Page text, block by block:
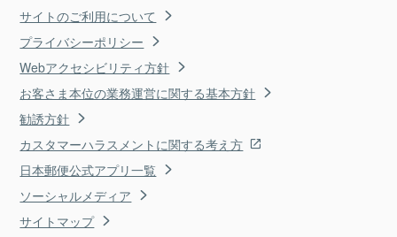
サイトのご利用について
プライバシーポリシー
Webアクセシビリティ方針
お客さま本位の業務運営に関する基本方針
勧誘方針
カスタマーハラスメントに関する考え方
日本郵便公式アプリ一覧
ソーシャルメディア
サイトマップ